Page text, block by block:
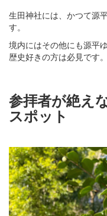
生田神社には、かつて源
す。
境内にはその他にも源平
歴史好きの方は必見です。
参拝者が絶え
スポット